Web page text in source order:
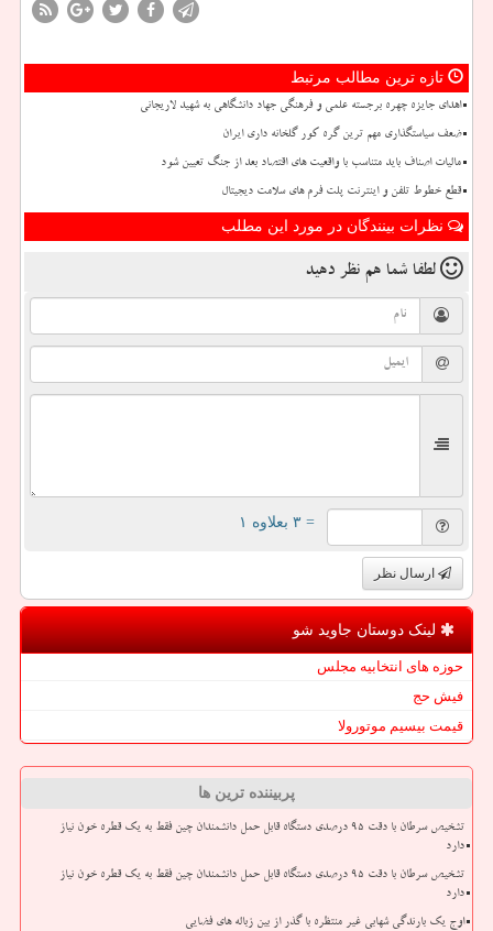
تازه ترین مطالب مرتبط
اهدای جایزه چهره برجسته علمی و فرهنگی جهاد دانشگاهی به شهید لاریجانی
ضعف سیاستگذاری مهم ترین گره کور گلخانه داری ایران
مالیات اصناف باید متناسب با واقعیت های اقتصاد بعد از جنگ تعیین شود
قطع خطوط تلفن و اینترنت پلت فرم های سلامت دیجیتال
نظرات بینندگان در مورد این مطلب
لطفا شما هم نظر دهید
= ۳ بعلاوه ۱
ارسال نظر
لینک دوستان جاوید شو
حوزه های انتخابیه مجلس
فیش حج
قیمت بیسیم موتورولا
پربیننده ترین ها
تشخیص سرطان با دقت ۹۵ درصدی دستگاه قابل حمل دانشمندان چین فقط به یک قطره خون نیاز
دارد
تشخیص سرطان با دقت ۹۵ درصدی دستگاه قابل حمل دانشمندان چین فقط به یک قطره خون نیاز
دارد
اوج یک بارندگی شهابی غیر منتظره با گذر از بین زباله های فضایی